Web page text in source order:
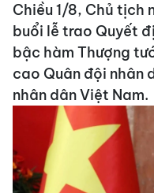
Chiều 1/8, Chủ tịch
buổi lễ trao Quyết
bậc hàm Thượng
cao Quân đội nhân
nhân dân Việt Nam.